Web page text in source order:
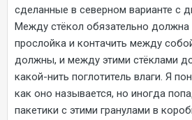
сделанные в северном варианте с
Между стёкол обязательно
прослойка и контачить между
должны, и между этими стёклами
какой-нить поглотитель влаги. Я
как оно называется, но иногда
пакетики с этими гранулами в